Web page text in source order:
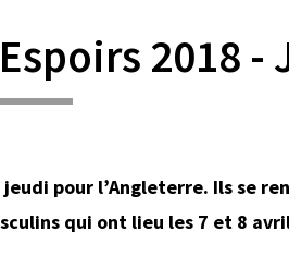
2018 -
pour l’Angleterre. Ils se
qui ont lieu les 7 et 8